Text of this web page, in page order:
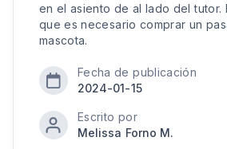
en el asiento de al lado del tutor.
que es necesario comprar un
mascota.
Fecha de publicación
2024-01-15
Escrito por
Melissa Forno M.